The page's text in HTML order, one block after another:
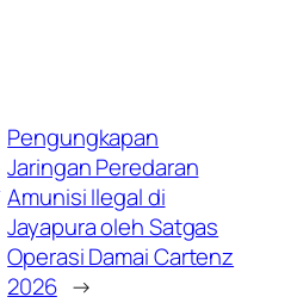
Pengungkapan
Jaringan Peredaran
Amunisi Ilegal di
Jayapura oleh Satgas
Operasi Damai Cartenz
2026 →